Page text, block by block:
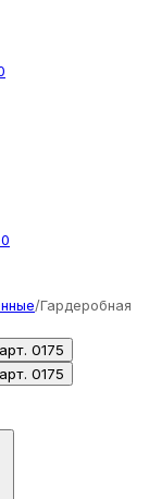
0
/Гардеробная